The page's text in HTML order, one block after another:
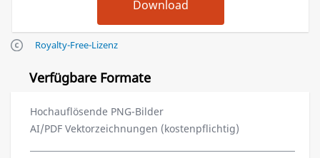
Royalty-Free-Lizenz
Verfügbare Formate
Hochauflösende PNG-Bilder
AI/PDF Vektorzeichnungen (kostenpflichtig)